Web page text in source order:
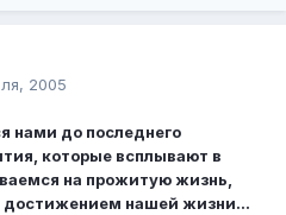
2005
нами до последнего
которые всплывают в
на прожитую жизнь,
нашей жизни...